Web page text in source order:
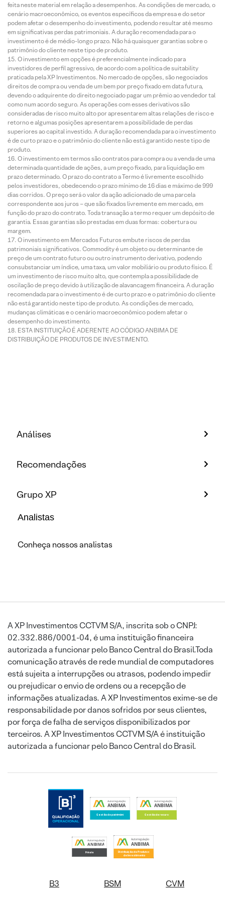
feita neste material em relação a desempenhos. As condições de mercado, o
cenário macroeconômico, os eventos específicos da empresa e do setor
podem afetar o desempenho do investimento, podendo resultar até mesmo
em significativas perdas patrimoniais. A duração recomendada para o
investimento é de médio-longo prazo. Não há quaisquer garantias sobre o
patrimônio do cliente neste tipo de produto.
O investimento em opções é preferencialmente indicado para
investidores de perfil agressivo, de acordo com a política de suitability
praticada pela XP Investimentos. No mercado de opções, são negociados
direitos de compra ou venda de um bem por preço fixado em data futura,
devendo o adquirente do direito negociado pagar um prêmio ao vendedor tal
como num acordo seguro. As operações com esses derivativos são
consideradas de risco muito alto por apresentarem altas relações de risco e
retorno e algumas posições apresentarem a possibilidade de perdas
superiores ao capital investido. A duração recomendada para o investimento
é de curto prazo e o patrimônio do cliente não está garantido neste tipo de
produto.
O investimento em termos são contratos para compra ou a venda de uma
determinada quantidade de ações, a um preço fixado, para liquidação em
prazo determinado. O prazo do contrato a Termo é livremente escolhido
pelos investidores, obedecendo o prazo mínimo de 16 dias e máximo de 999
dias corridos. O preço será o valor da ação adicionado de uma parcela
correspondente aos juros – que são fixados livremente em mercado, em
função do prazo do contrato. Toda transação a termo requer um depósito de
garantia. Essas garantias são prestadas em duas formas: cobertura ou
margem.
O investimento em Mercados Futuros embute riscos de perdas
patrimoniais significativos. Commodity é um objeto ou determinante de
preço de um contrato futuro ou outro instrumento derivativo, podendo
consubstanciar um índice, uma taxa, um valor mobiliário ou produto físico. É
um investimento de risco muito alto, que contempla a possibilidade de
oscilação de preço devido à utilização de alavancagem financeira. A duração
recomendada para o investimento é de curto prazo e o patrimônio do cliente
não está garantido neste tipo de produto. As condições de mercado,
mudanças climáticas e o cenário macroeconômico podem afetar o
desempenho do investimento.
ESTA INSTITUIÇÃO É ADERENTE AO CÓDIGO ANBIMA DE
DISTRIBUIÇÃO DE PRODUTOS DE INVESTIMENTO.
Análises
Recomendações
Grupo XP
Analistas
Conheça nossos analistas
A XP Investimentos CCTVM S/A, inscrita sob o CNPJ:
02.332.886/0001-04, é uma instituição financeira
autorizada a funcionar pelo Banco Central do Brasil.Toda
comunicação através de rede mundial de computadores
está sujeita a interrupções ou atrasos, podendo impedir
ou prejudicar o envio de ordens ou a recepção de
informações atualizadas. A XP Investimentos exime-se de
responsabilidade por danos sofridos por seus clientes,
por força de falha de serviços disponibilizados por
terceiros. A XP Investimentos CCTVM S/A é instituição
autorizada a funcionar pelo Banco Central do Brasil.
B3 BSM
CVM